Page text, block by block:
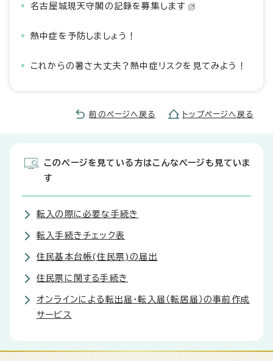
名古屋城現天守閣の記録を募集します
熱中症を予防しましょう！
これからの暑さ大丈夫？熱中症リスクを見てみよう！
前のページへ戻る トップページへ戻る
このページを見ている方はこんなページも見ていま
す
転入の際に必要な手続き
転入手続きチェック表
住民基本台帳(住民票)の届出
住民票に関する手続き
オンラインによる転出届・転入届（転居届）の事前作成
サービス